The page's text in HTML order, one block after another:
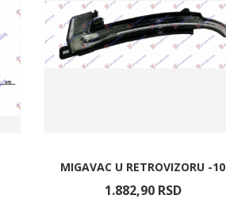
MIGAVAC U RETROVIZORU -10
1.882,90 RSD